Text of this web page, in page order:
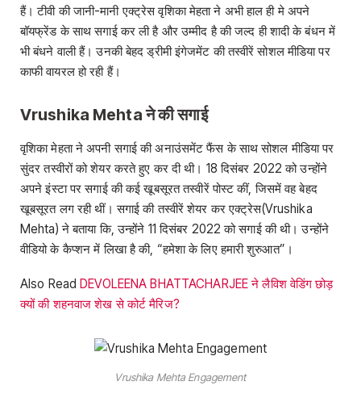
हैं। टीवी की जानी-मानी एक्ट्रेस वृशिका मेहता ने अभी हाल ही मे अपने
बॉयफ्रेंड के साथ सगाई कर ली है और उम्मीद है की जल्द ही शादी के बंधन में
भी बंधने वाली हैं। उनकी बेहद ड्रीमी इंगेजमेंट की तस्वीरें सोशल मीडिया पर
काफी वायरल हो रही हैं।
Vrushika Mehta ने की सगाई
वृशिका मेहता ने अपनी सगाई की अनाउंसमेंट फैंस के साथ सोशल मीडिया पर
सुंदर तस्वीरों को शेयर करते हुए कर दी थी। 18 दिसंबर 2022 को उन्होंने
अपने इंस्टा पर सगाई की कई खूबसूरत तस्वीरें पोस्ट कीं, जिसमें वह बेहद
खूबसूरत लग रही थीं। सगाई की तस्वीरें शेयर कर एक्ट्रेस(Vrushika
Mehta) ने बताया कि, उन्होंने 11 दिसंबर 2022 को सगाई की थी। उन्होंने
वीडियो के कैप्शन में लिखा है की, “हमेशा के लिए हमारी शुरुआत”।
Also Read DEVOLEENA BHATTACHARJEE ने लैविश वेडिंग छोड़
क्यों की शहनवाज शेख से कोर्ट मैरिज?
Vrushika Mehta Engagement